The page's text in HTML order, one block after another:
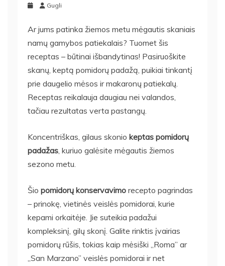
Gugli
Ar jums patinka žiemos metu mėgautis skaniais
namų gamybos patiekalais? Tuomet šis
receptas – būtinai išbandytinas! Pasiruoškite
skanų, keptą pomidorų padažą, puikiai tinkantį
prie daugelio mėsos ir makaronų patiekalų.
Receptas reikalauja daugiau nei valandos,
tačiau rezultatas verta pastangų.
Koncentriškas, gilaus skonio keptas pomidorų
padažas, kuriuo galėsite mėgautis žiemos
sezono metu.
Šio pomidorų konservavimo recepto pagrindas
– prinokę, vietinės veislės pomidorai, kurie
kepami orkaitėje. Jie suteikia padažui
kompleksinį, gilų skonį. Galite rinktis įvairias
pomidorų rūšis, tokias kaip mėsiški „Roma” ar
„San Marzano” veislės pomidorai ir net